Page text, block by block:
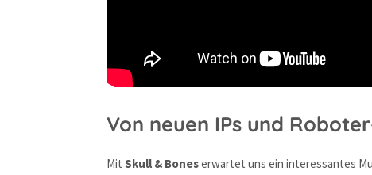
Von neuen IPs und
MitSkull & Boneserwartet uns ein interessantes